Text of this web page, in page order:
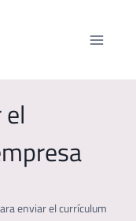
enviar el currículum